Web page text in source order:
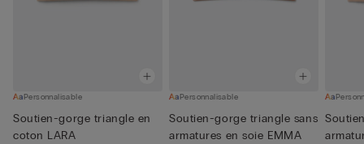
Personnalisable
Soutien-gorge triangle en
coton LARA
Personnalisable
Soutien-gorge triangle sans
armatures en soie EMMA